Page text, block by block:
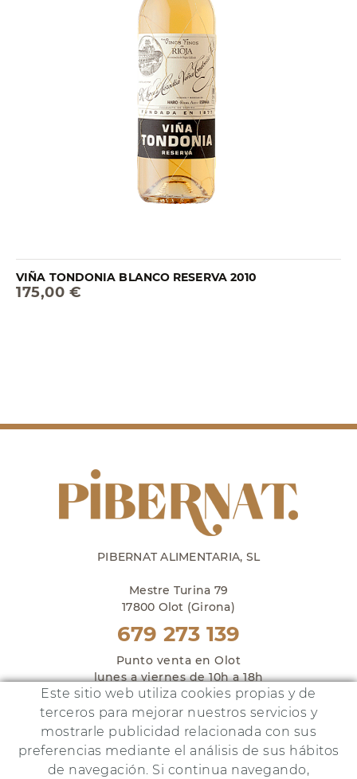
VIÑA TONDONIA BLANCO RESERVA 2010
175,00 €
PIBERNAT ALIMENTARIA, SL
Mestre Turina 79
17800 Olot (Girona)
679 273 139
Punto venta en Olot
lunes a viernes de 10h a 18h
y sábados de 10h a 14h
Este proyecto ha sido financiado por:
Este sitio web utiliza cookies propias y de
terceros para mejorar nuestros servicios y
mostrarle publicidad relacionada con sus
preferencias mediante el análisis de sus hábitos
de navegación. Si continua navegando,